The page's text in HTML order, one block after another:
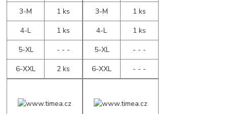
3-M
1 ks
4-L
1 ks
5-XL
- - -
6-XXL
2 ks
3-M
1 ks
4-L
1 ks
5-XL
- - -
6-XXL
- - -